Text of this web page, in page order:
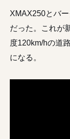
XMAX250とバ
だった。これが
度120km/hの道
になる。